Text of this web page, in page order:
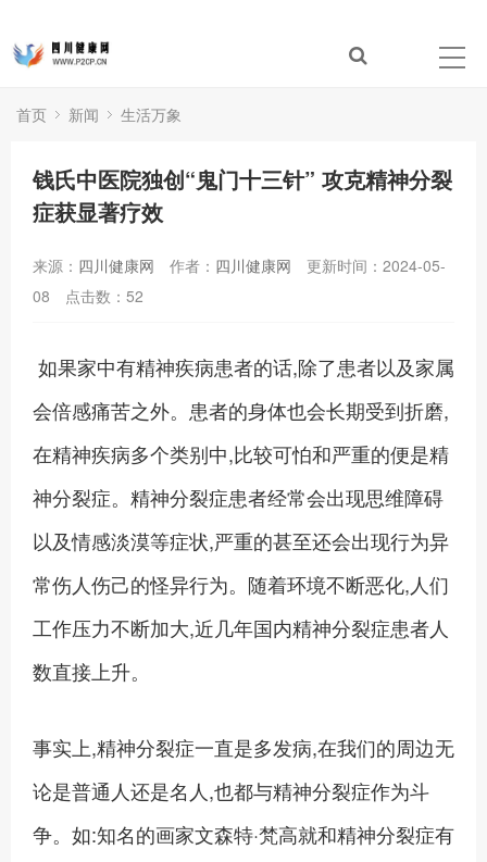
首页 新闻 生活万象
钱氏中医院独创“鬼门十三针” 攻克精神分裂
症获显著疗效
来源： 四川健康网 作者： 四川健康网
更新时间：2024-05-
08
点击数： 52
如果家中有精神疾病患者的话,除了患者以及家属
会倍感痛苦之外。患者的身体也会长期受到折磨,
在精神疾病多个类别中,比较可怕和严重的便是精
神分裂症。精神分裂症患者经常会出现思维障碍
以及情感淡漠等症状,严重的甚至还会出现行为异
常伤人伤己的怪异行为。随着环境不断恶化,人们
工作压力不断加大,近几年国内精神分裂症患者人
数直接上升。
事实上,精神分裂症一直是多发病,在我们的周边无
论是普通人还是名人,也都与精神分裂症作为斗
争。如:知名的画家文森特·梵高就和精神分裂症有